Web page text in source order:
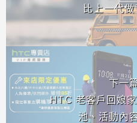
比上一代
下一
HTC 老客戶回娘
池、活動內